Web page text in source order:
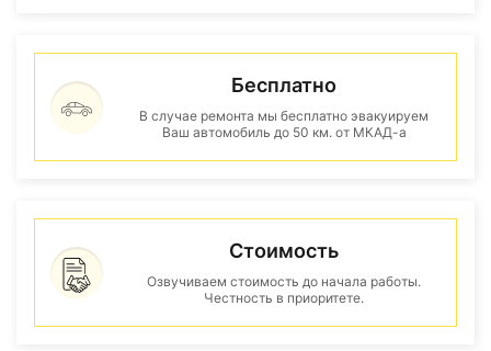
Бесплатно
В случае ремонта мы бесплатно эвакуируем
Ваш автомобиль до 50 км. от МКАД-а
Стоимость
Озвучиваем стоимость до начала работы.
Честность в приоритете.